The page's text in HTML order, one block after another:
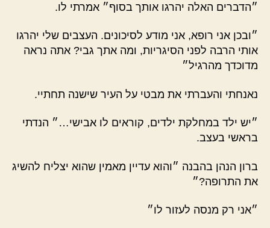
״הדברים האלה יהרגו אותך בסוף״ אמרתי לו.
״ובכן אני רופא, אני מודע לסיכונים. העצבים שלי יהרגו
אותי הרבה לפני הסיגריות, ומה אתך גבי? אתה נראה
מדוכדך מהרגיל״
נאנחתי והעברתי את מבטי על העיר שישנה תחתיי.
״יש ילד במחלקת ילדים, קוראים לו אבישי…״ הנדתי
בראשי בעצב.
ברון הנהן בהבנה ״והוא עדיין מאמין שהוא יצליח להשיג
את התרופה?״
״אני רק מנסה לעזור לו״